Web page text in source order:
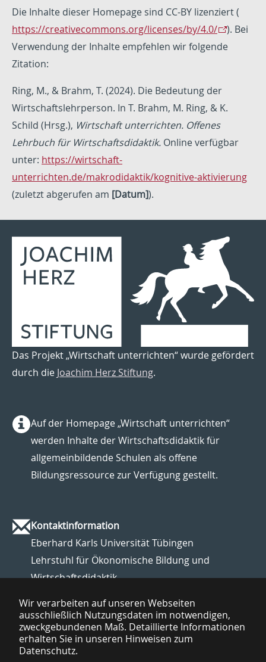
Wir verarbeiten auf unseren Webseiten
ausschließlich Nutzungsdaten im notwendigen,
zweckgebundenen Maß. Detaillierte Informationen
erhalten Sie in unseren Hinweisen zum
Datenschutz.
Die Inhalte dieser Homepage sind CC-BY lizenziert (
https://creativecommons.org/licenses/by/4.0/
). Bei
Verwendung der Inhalte empfehlen wir folgende
Zitation:
Ring, M., & Brahm, T. (2024). Die Bedeutung der
Wirtschaftslehrperson. In T. Brahm, M. Ring, & K.
Schild (Hrsg.), Wirtschaft unterrichten. Offenes
Lehrbuch für Wirtschaftsdidaktik. Online verfügbar
unter: https://wirtschaft-
unterrichten.de/makrodidaktik/kognitive-aktivierung
(zuletzt abgerufen am [Datum]).
Das Projekt „Wirtschaft unterrichten“ wurde gefördert
durch die Joachim Herz Stiftung.
Auf der Homepage „Wirtschaft unterrichten“
werden Inhalte der Wirtschaftsdidaktik für
allgemeinbildende Schulen als offene
Bildungsressource zur Verfügung gestellt.
Kontaktinformation
Eberhard Karls Universität Tübingen
Lehrstuhl für Ökonomische Bildung und
Wirtschaftsdidaktik
Web:https://uni-tuebingen.de/de/69763
Mail:oer@wiwi.uni-tuebingen.de